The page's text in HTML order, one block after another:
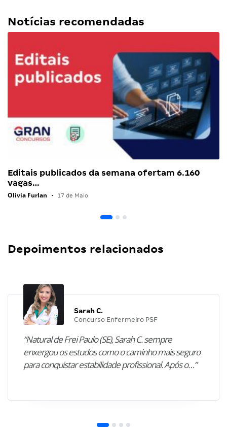
Notícias recomendadas
Editais publicados da semana ofertam 6.160
vagas…
Olivia Furlan • 17 de Maio
Depoimentos relacionados
Sarah C.
Concurso Enfermeiro PSF
“Natural de Frei Paulo (SE), Sarah C. sempre
enxergou os estudos como o caminho mais seguro
para conquistar estabilidade profissional. Após o…”